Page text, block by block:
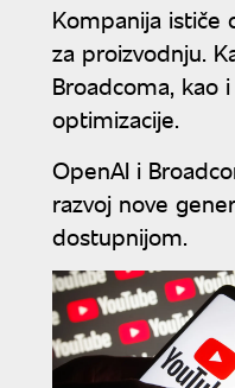
Kompanija ističe
za proizvodnju.
Broadcoma, kao
optimizacije.
OpenAI i
razvoj nove
dostupnijom.